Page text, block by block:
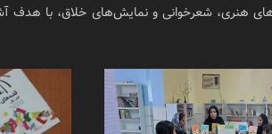
هنری، شعرخوانی و نمایش‌های خلاق، با هدف